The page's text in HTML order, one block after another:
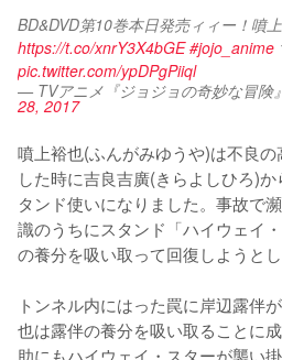
https://t.co/xnrY3X4bGE #jojo_anime
pic.twitter.com/ypDPgPiiql
— TVアニメ『ジョジョの奇妙な冒険
28, 2017
噴上裕也(ふんがみゆうや)は不良
した時に吉良吉廣(きらよしひろ)
タンド使いになりました。事故で
識のうちにスタンド「ハイウェイ
の養分を吸い取って回復しようとし
トンネル内にはった罠に岸辺露伴
也は露伴の養分を吸い取ることに
助にもハイウェイ・スターが襲い掛